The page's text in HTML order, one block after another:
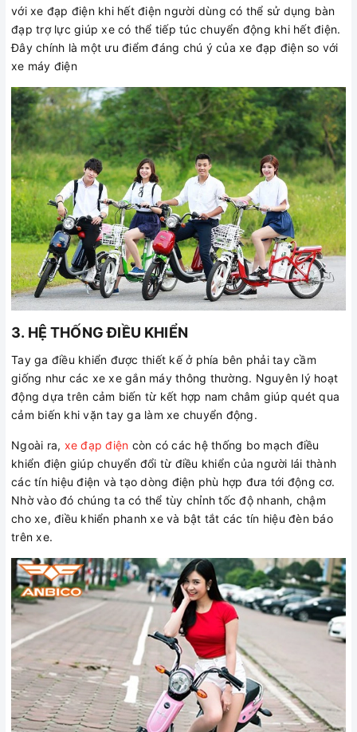
với xe đạp điện khi hết điện người dùng có thể sử dụng bàn
đạp trợ lực giúp xe có thể tiếp túc chuyển động khi hết điện.
Đây chính là một ưu điểm đáng chú ý của xe đạp điện so với
xe máy điện
3. HỆ THỐNG ĐIỀU KHIỂN
Tay ga điều khiển được thiết kế ở phía bên phải tay cầm
giống như các xe xe gắn máy thông thường. Nguyên lý hoạt
động dựa trên cảm biến từ kết hợp nam châm giúp quét qua
cảm biến khi vặn tay ga làm xe chuyển động.
Ngoài ra, xe đạp điện còn có các hệ thống bo mạch điều
khiển điện giúp chuyển đổi từ điều khiển của người lái thành
các tín hiệu điện và tạo dòng điện phù hợp đưa tới động cơ.
Nhờ vào đó chúng ta có thể tùy chỉnh tốc độ nhanh, chậm
cho xe, điều khiển phanh xe và bật tắt các tín hiệu đèn báo
trên xe.